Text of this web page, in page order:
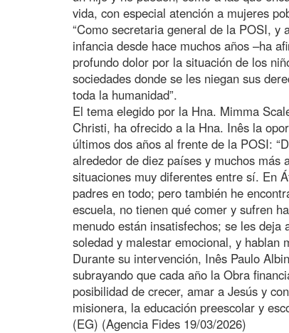
vida, con especial atención a mujeres
“Como secretaria general de la POSI, y
infancia desde hace muchos años –ha
profundo dolor por la situación de los
sociedades donde se les niegan sus
toda la humanidad”.
El tema elegido por la Hna. Mimma
Christi, ha ofrecido a la Hna. Inês la
últimos dos años al frente de la POSI:
alrededor de diez países y muchos
situaciones muy diferentes entre sí. En
padres en todo; pero también he
escuela, no tienen qué comer y sufren
menudo están insatisfechos; se les
soledad y malestar emocional, y hablan
Durante su intervención, Inês Paulo
subrayando que cada año la Obra
posibilidad de crecer, amar a Jesús y
misionera, la educación preescolar y
(EG) (Agencia Fides 19/03/2026)